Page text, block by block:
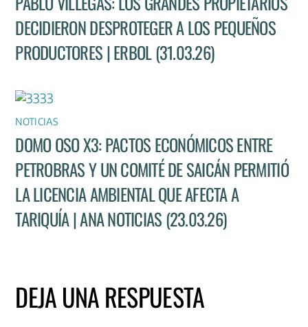
DECIDIERON DESPROTEGER A LOS PEQUEÑOS
PRODUCTORES | ERBOL (31.03.26)
NOTICIAS
DOMO OSO X3: PACTOS ECONÓMICOS ENTRE
PETROBRAS Y UN COMITÉ DE SAICÁN PERMITIÓ
LA LICENCIA AMBIENTAL QUE AFECTA A
TARIQUÍA | ANA NOTICIAS (23.03.26)
DEJA UNA RESPUESTA